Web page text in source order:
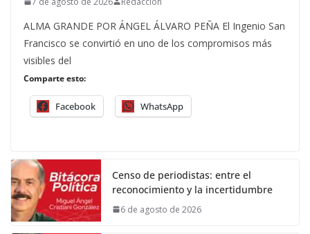
ALMA GRANDE POR ÁNGEL ÁLVARO PEÑA El Ingenio San
Francisco se convirtió en uno de los compromisos más
visibles del
Comparte esto:
Facebook WhatsApp
Censo de periodistas: entre el
reconocimiento y la incertidumbre
6 de agosto de 2026